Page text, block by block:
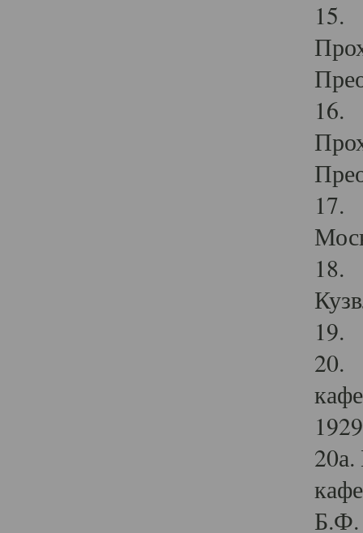
15.
16.
17.
18.
19.
20.
Б.Ф.